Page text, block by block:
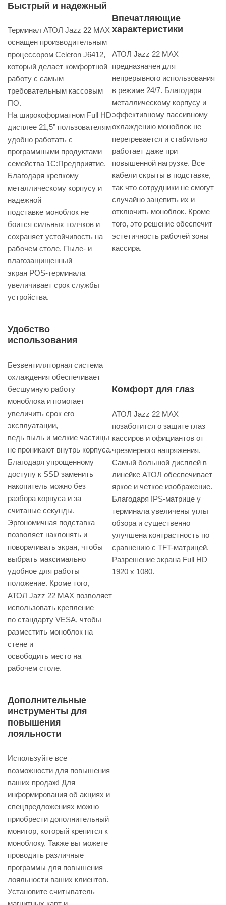
Быстрый и надежный
Терминал АТОЛ Jazz 22 MAX
оснащен производительным
процессором Celeron J6412,
который делает комфортной
работу с самым
требовательным кассовым
ПО.
На широкоформатном Full HD
дисплее 21,5” пользователям
удобно работать с
программными продуктами
семейства 1С:Предприятие.
Благодаря крепкому
металлическому корпусу и
надежной
подставке моноблок не
боится сильных толчков и
сохраняет устойчивость на
рабочем столе. Пыле- и
влагозащищенный
экран POS-терминала
увеличивает срок службы
устройства.
Впечатляющие
характеристики
АТОЛ Jazz 22 MAX
предназначен для
непрерывного использования
в режиме 24/7. Благодаря
металлическому корпусу и
эффективному пассивному
охлаждению моноблок не
перегревается и стабильно
работает даже при
повышенной нагрузке. Все
кабели скрыты в подставке,
так что сотрудники не смогут
случайно зацепить их и
отключить моноблок. Кроме
того, это решение обеспечит
эстетичность рабочей зоны
кассира.
Удобство
использования
Безвентиляторная система
охлаждения обеспечивает
бесшумную работу
моноблока и помогает
увеличить срок его
эксплуатации,
ведь пыль и мелкие частицы
не проникают внутрь корпуса.
Благодаря упрощенному
доступу к SSD заменить
накопитель можно без
разбора корпуса и за
считаные секунды.
Эргономичная подставка
позволяет наклонять и
поворачивать экран, чтобы
выбрать максимально
удобное для работы
положение. Кроме того,
АТОЛ Jazz 22 MAX позволяет
использовать крепление
по стандарту VESA, чтобы
разместить моноблок на
стене и
освободить место на
рабочем столе.
Комфорт для глаз
АТОЛ Jazz 22 MAX
позаботится о защите глаз
кассиров и официантов от
чрезмерного напряжения.
Самый большой дисплей в
линейке АТОЛ обеспечивает
яркое и четкое изображение.
Благодаря IPS-матрице у
терминала увеличены углы
обзора и существенно
улучшена контрастность по
сравнению с TFT-матрицей.
Разрешение экрана Full HD
1920 х 1080.
Дополнительные
инструменты для
повышения
лояльности
Используйте все
возможности для повышения
ваших продаж! Для
информирования об акциях и
спецпредложениях можно
приобрести дополнительный
монитор, который крепится к
моноблоку. Также вы можете
проводить различные
программы для повышения
лояльности ваших клиентов.
Установите считыватель